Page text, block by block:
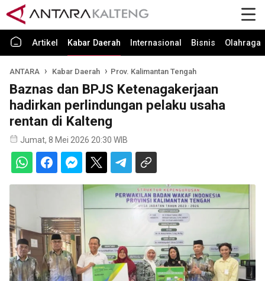
Artikel Kabar Daerah Internasional Bisnis Olahraga
ANTARA Kabar Daerah Prov. Kalimantan Tengah
Baznas dan BPJS Ketenagakerjaan
hadirkan perlindungan pelaku usaha
rentan di Kalteng
Jumat, 8 Mei 2026 20:30 WIB